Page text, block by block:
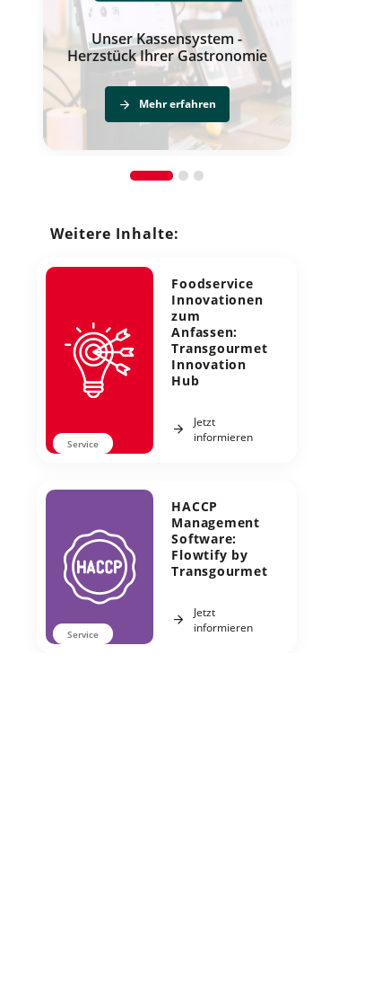
smarte Lösungen für die
Gemeinschaftsverpflegung
Weitere Inhalte:
Service
Foodservice
Innovationen
zum
Anfassen:
Transgourmet
Innovation
Hub
Jetzt
informieren
Service
HACCP
Management
Software:
Flowtify by
Transgourmet
Jetzt
informieren